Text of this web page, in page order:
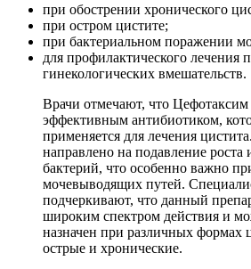
при обострении хронического
при остром цистите;
при бактериальном поражении
для профилактического лечения
гинекологических вмешательств.
Врачи отмечают, что Цефотаксим
эффективным антибиотиком,
применяется для лечения
направлено на подавление роста
бактерий, что особенно важно
мочевыводящих путей.
подчеркивают, что данный
широким спектром действия и
назначен при различных формах
острые и хронические.